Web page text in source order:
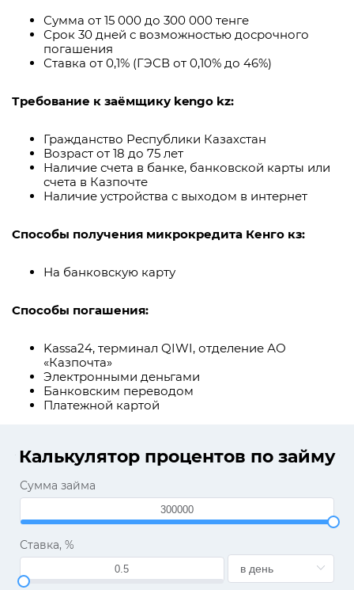
Сумма от 15 000 до 300 000 тенге
Срок 30 дней с возможностью досрочного
погашения
Ставка от 0,1% (ГЭСВ от 0,10% до 46%)
Требование к заёмщику kengo kz:
Гражданство Республики Казахстан
Возраст от 18 до 75 лет
Наличие счета в банке, банковской карты или
счета в Казпочте
Наличие устройства с выходом в интернет
Способы получения микрокредита Кенго кз:
На банковскую карту
Способы погашения:
Kassa24, терминал QIWI, отделение АО
«Казпочта»
Электронными деньгами
Банковским переводом
Платежной картой
Калькулятор процентов по займу
Сумма займа
Ставка, %